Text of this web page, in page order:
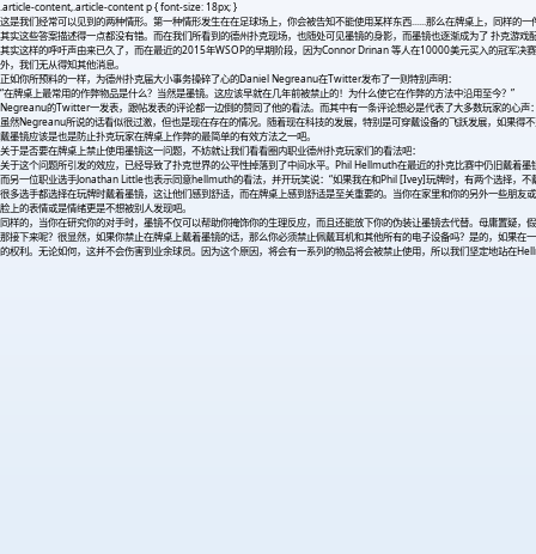
.article-content,.article-content p { font-size: 18px; }
这是我们经常可以见到的两种情形。第一种情形发生在在足球场上，你会被告知不能使用某样东西......那么在牌桌上，同样
其实这些答案描述得一点都没有错。而在我们所看到的德州扑克现场，也随处可见墨镜的身影，而墨镜也逐渐成为了 扑克游
其实这样的呼吁声由来已久了，而在最近的2015年WSOP的早期阶段，因为Connor Drinan 等人在10000美元买入的冠军决
外，我们无从得知其他消息。
正如你所预料的一样，为德州扑克届大小事务操碎了心的Daniel Negreanu在Twitter发布了一则特别声明：
“在牌桌上最常用的作弊物品是什么？当然是墨镜。这应该早就在几年前被禁止的！为什么使它在作弊的方法中沿用至今？”
Negreanu的Twitter一发表，跟帖发表的评论都一边倒的赞同了他的看法。而其中有一条评论想必是代表了大多数玩家的心
虽然Negreanu所说的话看似很过激，但也是现在存在的情况。随着现在科技的发展，特别是可穿戴设备的飞跃发展，如果
戴墨镜应该是也是防止扑克玩家在牌桌上作弊的最简单的有效方法之一吧。
关于是否要在牌桌上禁止使用墨镜这一问题，不妨就让我们看看圈内职业德州扑克玩家们的看法吧：
关于这个问题所引发的效应，已经导致了扑克世界的公平性掉落到了中间水平。Phil Hellmuth在最近的扑克比赛中仍旧戴着
而另一位职业选手Jonathan Little也表示同意hellmuth的看法，并开玩笑说：“如果我在和Phil [Ivey]玩牌时，有两个选择，
很多选手都选择在玩牌时戴着墨镜，这让他们感到舒适，而在牌桌上感到舒适是至关重要的。当你在家里和你的另外一些朋
脸上的表情或是情绪更是不想被别人发现吧。
同样的，当你在研究你的对手时，墨镜不仅可以帮助你掩饰你的生理反应，而且还能放下你的伪装让墨镜去代替。母庸置疑
那接下来呢？很显然，如果你禁止在牌桌上戴着墨镜的话，那么你必须禁止佩戴耳机和其他所有的电子设备吗？是的，如果
的权利。无论如何，这并不会伤害到业余球员。因为这个原因，将会有一系列的物品将会被禁止使用，所以我们坚定地站在